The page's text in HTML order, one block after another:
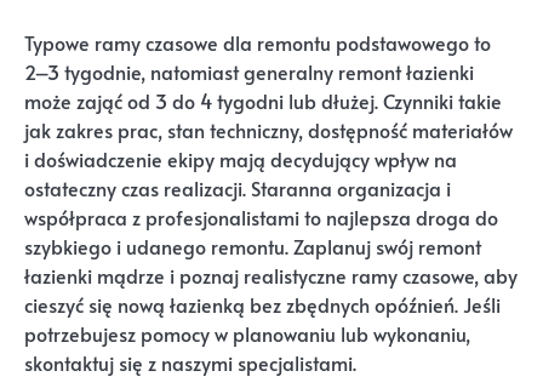
Typowe ramy czasowe dla remontu podstawowego to
2–3 tygodnie, natomiast generalny remont łazienki
może zająć od 3 do 4 tygodni lub dłużej. Czynniki takie
jak zakres prac, stan techniczny, dostępność materiałów
i doświadczenie ekipy mają decydujący wpływ na
ostateczny czas realizacji. Staranna organizacja i
współpraca z profesjonalistami to najlepsza droga do
szybkiego i udanego remontu. Zaplanuj swój remont
łazienki mądrze i poznaj realistyczne ramy czasowe, aby
cieszyć się nową łazienką bez zbędnych opóźnień. Jeśli
potrzebujesz pomocy w planowaniu lub wykonaniu,
skontaktuj się z naszymi specjalistami.